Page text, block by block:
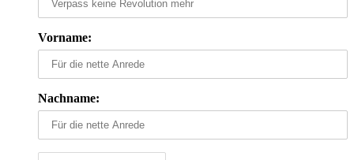
Vorname:
Nachname: